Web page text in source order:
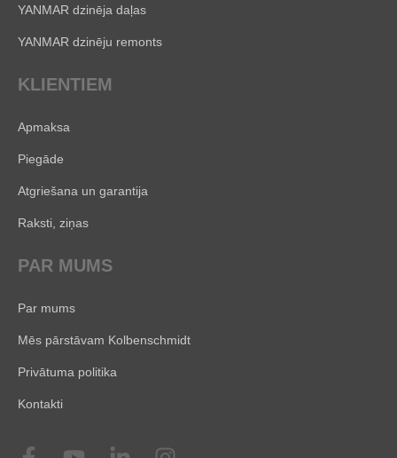
YANMAR dzinēja daļas
YANMAR dzinēju remonts
KLIENTIEM
Apmaksa
Piegāde
Atgriešana un garantija
Raksti, ziņas
PAR MUMS
Par mums
Mēs pārstāvam Kolbenschmidt
Privātuma politika
Kontakti